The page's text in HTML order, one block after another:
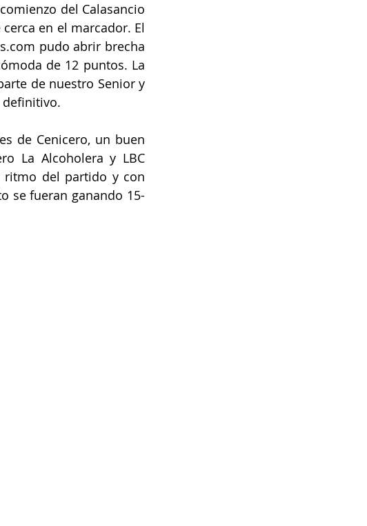
del Calasancio
en el marcador. El
pudo abrir brecha
de 12 puntos. La
de nuestro Senior y
definitivo.
de Cenicero, un buen
La Alcoholera y LBC
ritmo del partido y con
se fueran ganando 15-